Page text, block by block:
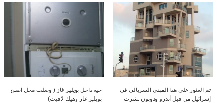
تم العثور على هذا المبنى السريالي في
إسرائيل من قبل أندرو ودوبون نشرت
حيه داخل بويلير غاز ( وصلت محل اصلح
بويلير غاز وهيك لاقيت)